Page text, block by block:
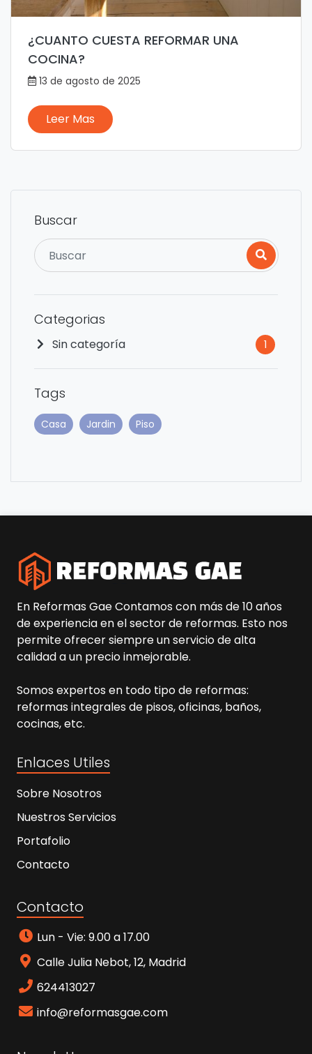
¿CUANTO CUESTA REFORMAR UNA
COCINA?
13 de agosto de 2025
Leer Mas
Buscar
Categorias
Sin categoría 1
Tags
Casa Jardin Piso
En Reformas Gae Contamos con más de 10 años
de experiencia en el sector de reformas. Esto nos
permite ofrecer siempre un servicio de alta
calidad a un precio inmejorable.
Somos expertos en todo tipo de reformas:
reformas integrales de pisos, oficinas, baños,
cocinas, etc.
Enlaces Utiles
Sobre Nosotros
Nuestros Servicios
Portafolio
Contacto
Contacto
Lun - Vie: 9.00 a 17.00
Calle Julia Nebot, 12, Madrid
624413027
info@reformasgae.com